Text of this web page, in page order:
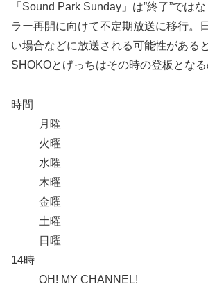
「Sound Park Sunday」は”終了”では
ラー再開に向けて不定期放送に移行。
い場合などに放送される可能性がある
SHOKOとげっちはその時の登板とな
時間
月曜
火曜
水曜
木曜
金曜
土曜
日曜
14時
OH! MY CHANNEL!